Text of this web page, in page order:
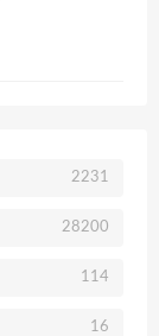
2231
28200
114
16